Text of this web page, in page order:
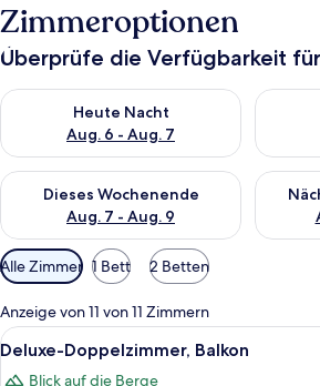
Zimmeroptionen
Überprüfe die Verfügbarkeit
Heute Nacht
Aug. 6 - Aug. 7
Überprüfe die Verfügbarkeit für heute
Dieses Wochenende
Aug. 7 - Aug. 9
Überprüfe die Verfügbarkeit für dieses
Verfügbare
Filter
für
Zimmer
Alle Zimmer 1 Bett 2 Betten
Anzeige von 11 von 11 Zimmern
Alle
Fotos
Ein
10
Deluxe-Doppelzimmer, Balkon
Blick auf die Berge